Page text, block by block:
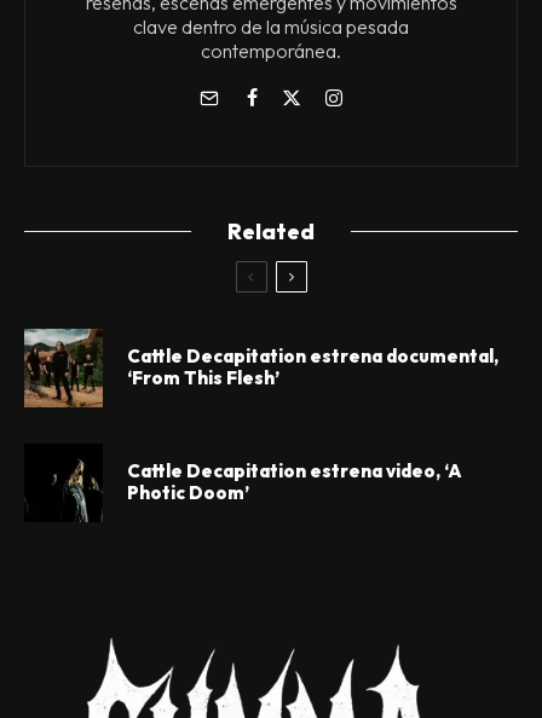
clave dentro de la música pesada
contemporánea.
Related
Cattle Decapitation estrena documental,
‘From This Flesh’
Cattle Decapitation estrena video, ‘A
Photic Doom’